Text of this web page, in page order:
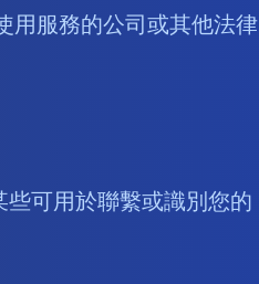
用服務的公司或其他法律
可用於聯繫或識別您的